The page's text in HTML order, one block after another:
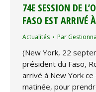
74E SESSION DE
FASO EST ARRIVÉ
Actualités Par
(New York, 22
président du Faso,
arrivé à New York
matinée, pour